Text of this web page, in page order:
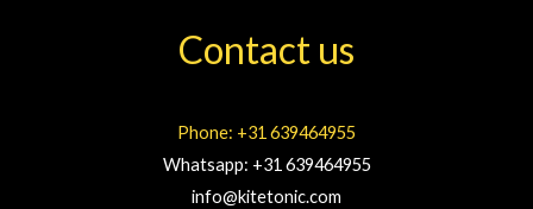
Contact us
Phone: +31 639464955
Whatsapp: +31 639464955
info@kitetonic.com